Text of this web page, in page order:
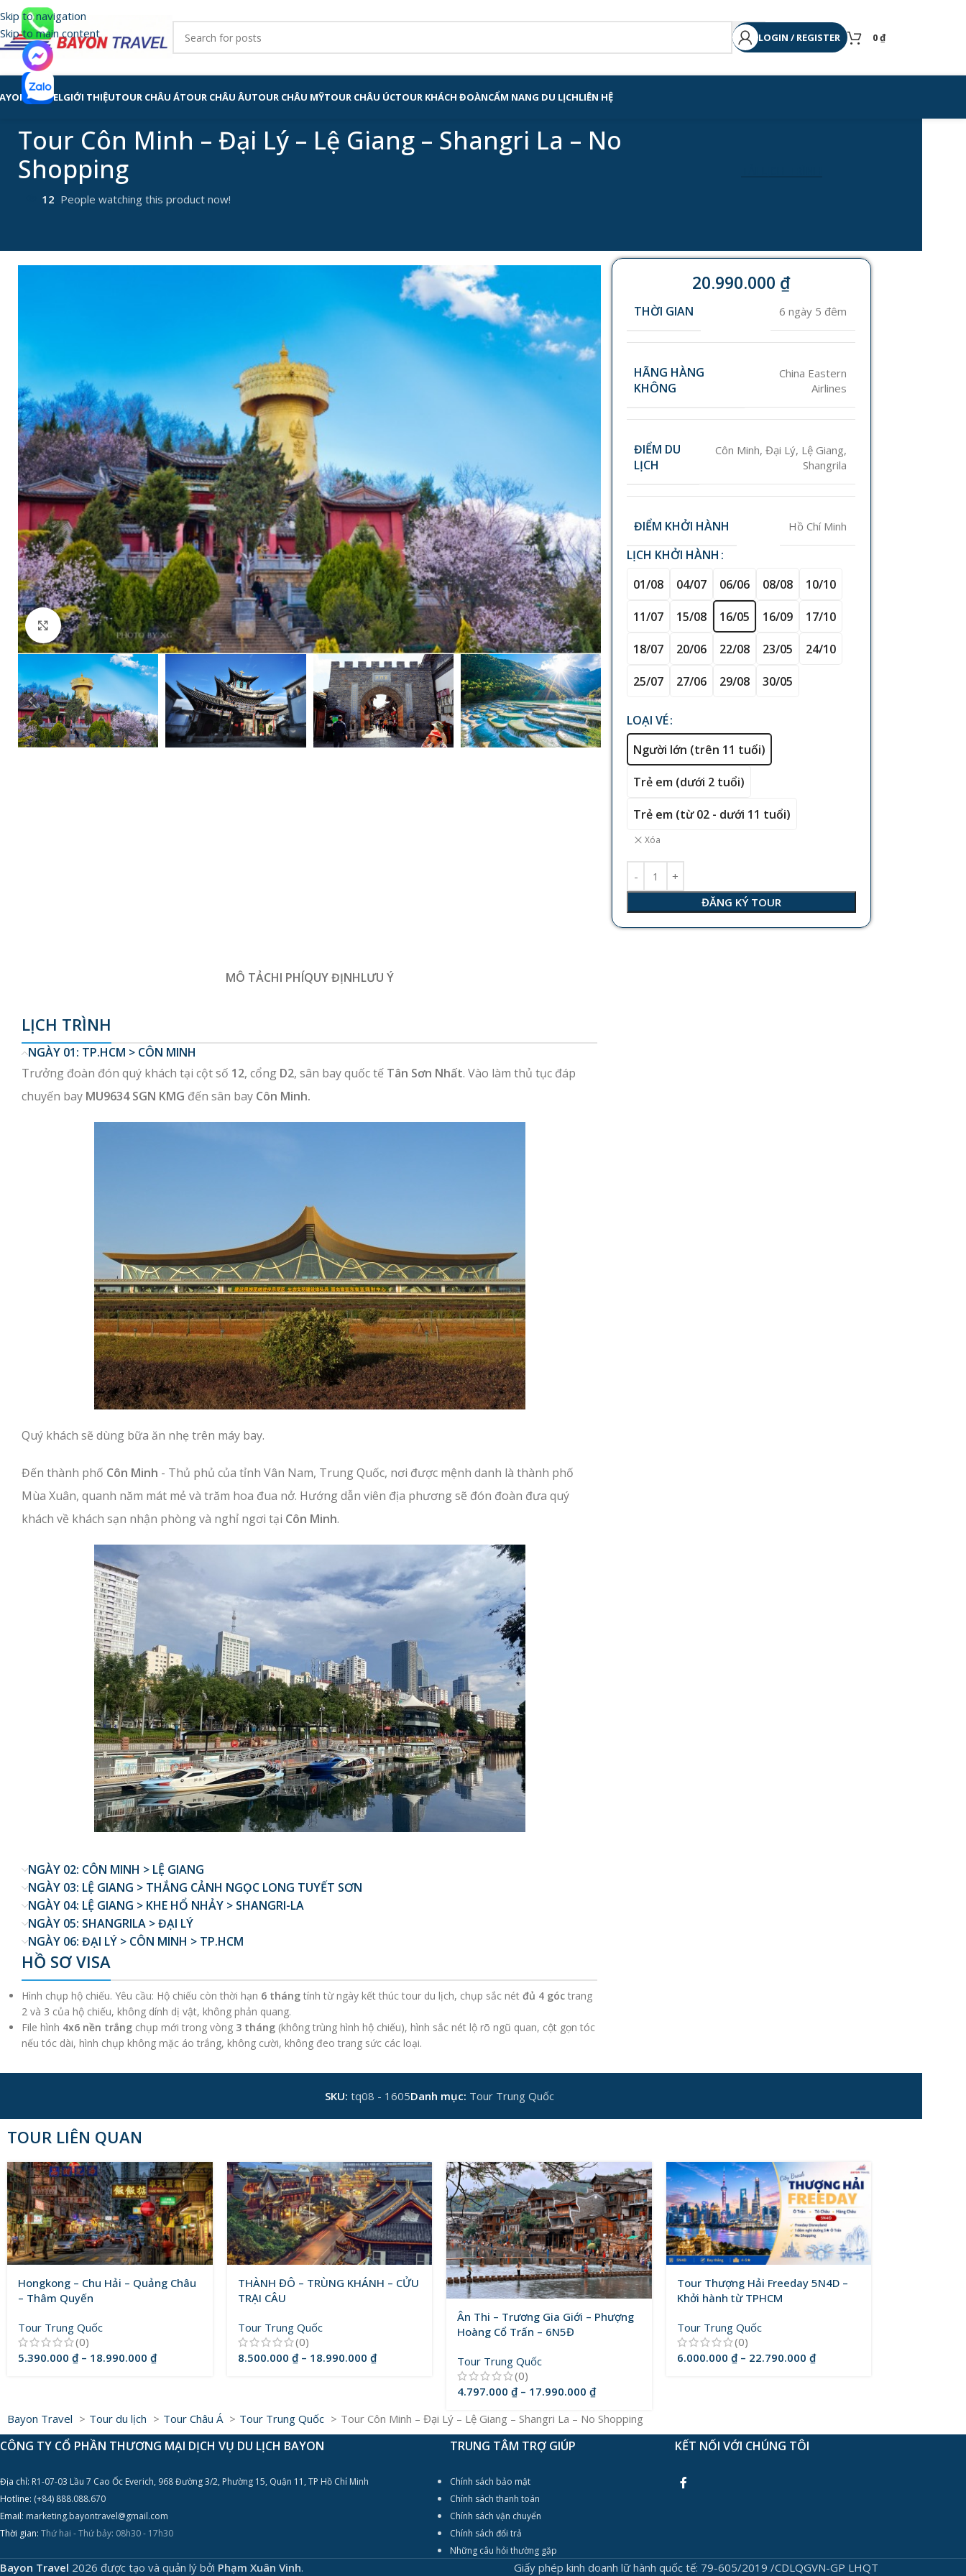
Skip to navigation
Skip to main content
LOGIN / REGISTER 0₫
TRAVELGIỚI THIỆUTOUR CHÂU ÁTOUR CHÂU ÂUTOUR CHÂU MỸTOUR CHÂU ÚCTOUR KHÁCH ĐOÀNCẨM NANG DU LỊCHLIÊN HỆ
Tour Côn Minh – Đại Lý – Lệ Giang – Shangri La – No
Shopping
12 People watching this product now!
Click to enlarge
20.990.000 ₫
THỜI GIAN 6 ngày 5 đêm
HÃNG HÀNG
KHÔNG
China Eastern
Airlines
ĐIỂM DU
LỊCH
Côn Minh,Đại Lý, Lệ Giang,
Shangrila
ĐIỂM KHỞI HÀNH Hồ Chí Minh
LỊCH KHỞI HÀNH
01/08
04/07 06/06 08/08 10/10
11/07 15/08 16/05 16/09 17/10
18/07 20/06 22/08 23/05 24/10
25/07 27/06 29/08 30/05
LOẠI VÉ
Người lớn (trên 11 tuổi)
Trẻ em (dưới 2 tuổi)
Trẻ em (từ 02 - dưới 11 tuổi)
Xóa
ĐĂNG KÝ TOUR
MÔ TẢCHI PHÍQUY ĐỊNHLƯU Ý
LỊCH TRÌNH
NGÀY 01: TP.HCM > CÔN MINH
Trưởng đoàn đón quý khách tại cột số 12, cổng D2, sân bay quốc tế Tân Sơn Nhất. Vào làm thủ tục đáp
chuyến bay MU9634 SGN KMG đến sân bay Côn Minh.
Quý khách sẽ dùng bữa ăn nhẹ trên máy bay.
Đến thành phố Côn Minh - Thủ phủ của tỉnh Vân Nam, Trung Quốc, nơi được mệnh danh là thành phố
Mùa Xuân, quanh năm mát mẻ và trăm hoa đua nở. Hướng dẫn viên địa phương sẽ đón đoàn đưa quý
khách về khách sạn nhận phòng và nghỉ ngơi tại Côn Minh.
NGÀY 02: CÔN MINH > LỆ GIANG
NGÀY 03: LỆ GIANG > THẮNG CẢNH NGỌC LONG TUYẾT SƠN
NGÀY 04: LỆ GIANG > KHE HỔ NHẢY > SHANGRI-LA
NGÀY 05: SHANGRILA > ĐẠI LÝ
NGÀY 06: ĐẠI LÝ > CÔN MINH > TP.HCM
HỒ SƠ VISA
Hình chụp hộ chiếu. Yêu cầu: Hộ chiếu còn thời hạn 6 tháng tính từ ngày kết thúc tour du lịch, chụp sắc nét đủ 4 góc trang
2 và 3 của hộ chiếu, không dính dị vật, không phản quang.
File hình 4x6 nền trắng chụp mới trong vòng 3 tháng (không trùng hình hộ chiếu), hình sắc nét lộ rõ ngũ quan, cột gọn tóc
nếu tóc dài, hình chụp không mặc áo trắng, không cười, không đeo trang sức các loại.
SKU: tq08 - 1605Danh mục: Tour Trung Quốc
TOUR LIÊN QUAN
Hongkong – Chu Hải – Quảng Châu
– Thâm Quyến
Tour Trung Quốc
(0)
5.390.000 ₫ – 18.990.000 ₫
THÀNH ĐÔ – TRÙNG KHÁNH – CỬU
TRẠI CÂU
Tour Trung Quốc
(0)
8.500.000 ₫ – 18.990.000 ₫
Ân Thi – Trương Gia Giới – Phượng
Hoàng Cổ Trấn – 6N5Đ
Tour Trung Quốc
(0)
4.797.000 ₫ – 17.990.000 ₫
Tour Thượng Hải Freeday 5N4D –
Khởi hành từ TPHCM
Tour Trung Quốc
(0)
6.000.000 ₫ – 22.790.000 ₫
Bayon Travel Tour du lịch Tour Châu Á Tour Trung Quốc Tour Côn Minh – Đại Lý – Lệ Giang – Shangri La – No Shopping
CÔNG TY CỔ PHẦN THƯƠNG MẠI DỊCH VỤ DU LỊCH BAYON
Địa chỉ: R1-07-03 Lầu 7 Cao Ốc Everich, 968 Đường 3/2, Phường 15, Quận 11, TP Hồ Chí Minh
Hotline: (+84) 888.088.670
Email: marketing.bayontravel@gmail.com
Thời gian: Thứ hai - Thứ bảy: 08h30 - 17h30
TRUNG TÂM TRỢ GIÚP
Chính sách bảo mật
Chính sách thanh toán
Chính sách vận chuyển
Chính sách đổi trả
Những câu hỏi thường gặp
KẾT NỐI VỚI CHÚNG TÔI
Bayon Travel 2026 được tạo và quản lý bởi Phạm Xuân Vinh. Giấy phép kinh doanh lữ hành quốc tế: 79-605/2019 /CDLQGVN-GP LHQT